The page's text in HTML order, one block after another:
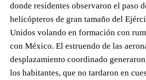
donde residentes observaron el paso
helicópteros de gran tamaño del
Unidos volando en formación con
con México. El estruendo de las
desplazamiento coordinado
los habitantes, que no tardaron en